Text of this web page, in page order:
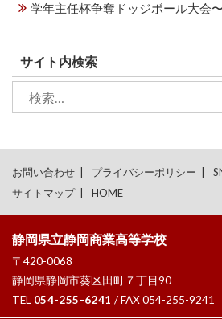
学年主任杯争奪ドッジボール大会
サイト内検索
索:
お問い合わせ プライバシーポリシー
サイトマップ
HOME
静岡県立静岡商業高等学校
〒420-0068
静岡県静岡市葵区田町７丁目90
TEL 054-255-6241 / FAX 054-255-9241